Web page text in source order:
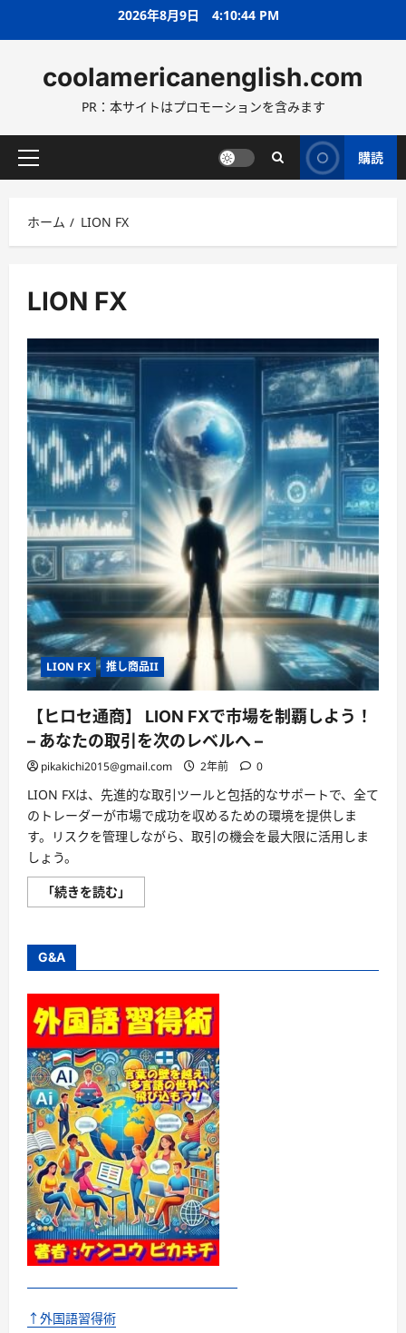
ス
ッ
2026年8月9日 4:10:46 PM
coolamericanenglish.com
PR：本サイトはプロモーションを含みます
メ
メ
ニ
ー
購読
ホーム LION FX
LION FX
LION FX 推し商品II
【ヒロセ通商】 LION FXで市場を制覇しよう！
– あなたの取引を次のレベルへ –
pikakichi2015@gmail.com 2年前 0
LION FXは、先進的な取引ツールと包括的なサポートで、全て
のトレーダーが市場で成功を収めるための環境を提供しま
す。リスクを管理しながら、取引の機会を最大限に活用しま
しょう。
「続きを読む」
ロ
FX
市
場
を
制
覇
し
よ
う！
–
あ
な
た
の
取
引
を
次
の
レ
ベ
ル
へ
–
に
G&A
↑外国語習得術